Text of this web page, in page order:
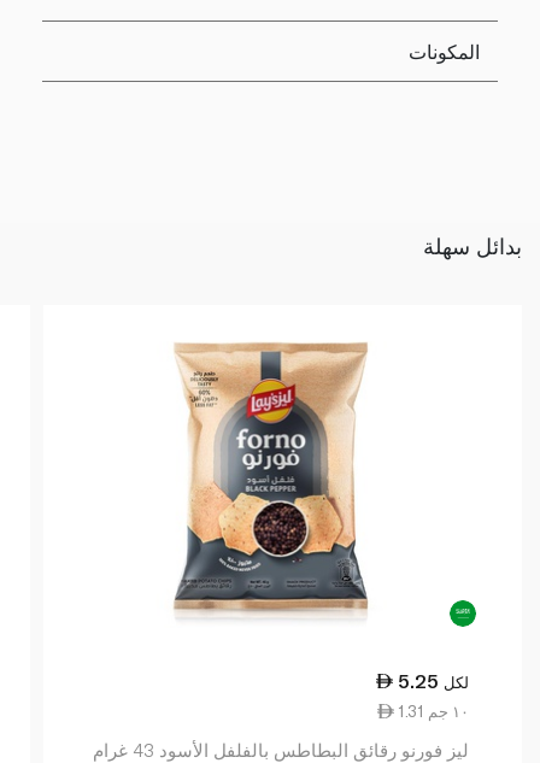
المكونات
بدائل سهلة
5.25 لكل
1.31 ١٠ جم
ليز فورنو رقائق البطاطس بالفلفل الأسود 43 غرام